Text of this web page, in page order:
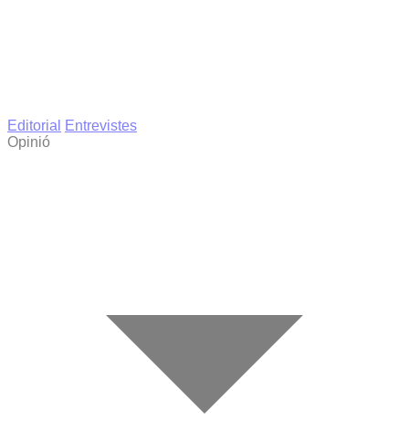
Editorial
Entrevistes
Opinió